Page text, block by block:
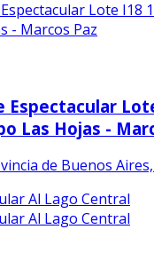
Espectacular
Las Hojas -
de Buenos